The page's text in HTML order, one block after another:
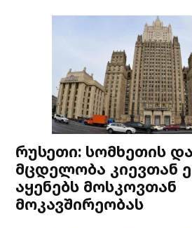
რუსეთი: სომხეთის
მცდელობა კიევთან
აყენებს მოსკოვთან
მოკავშირეობას